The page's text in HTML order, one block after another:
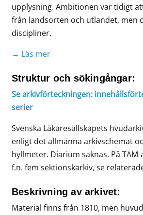
upplysning. Ambitionen var tidigt
från landsorten och utlandet, men
discipliner.
→ Läs mer
Struktur och sökingångar:
Se arkivförteckningen:
serier
Svenska Läkaresällskapets
enligt det allmänna arkivschemat
hyllmeter. Diarium saknas. På
f.n. fem sektionskarkiv, se
Beskrivning av arkivet:
Material finns från 1810, men